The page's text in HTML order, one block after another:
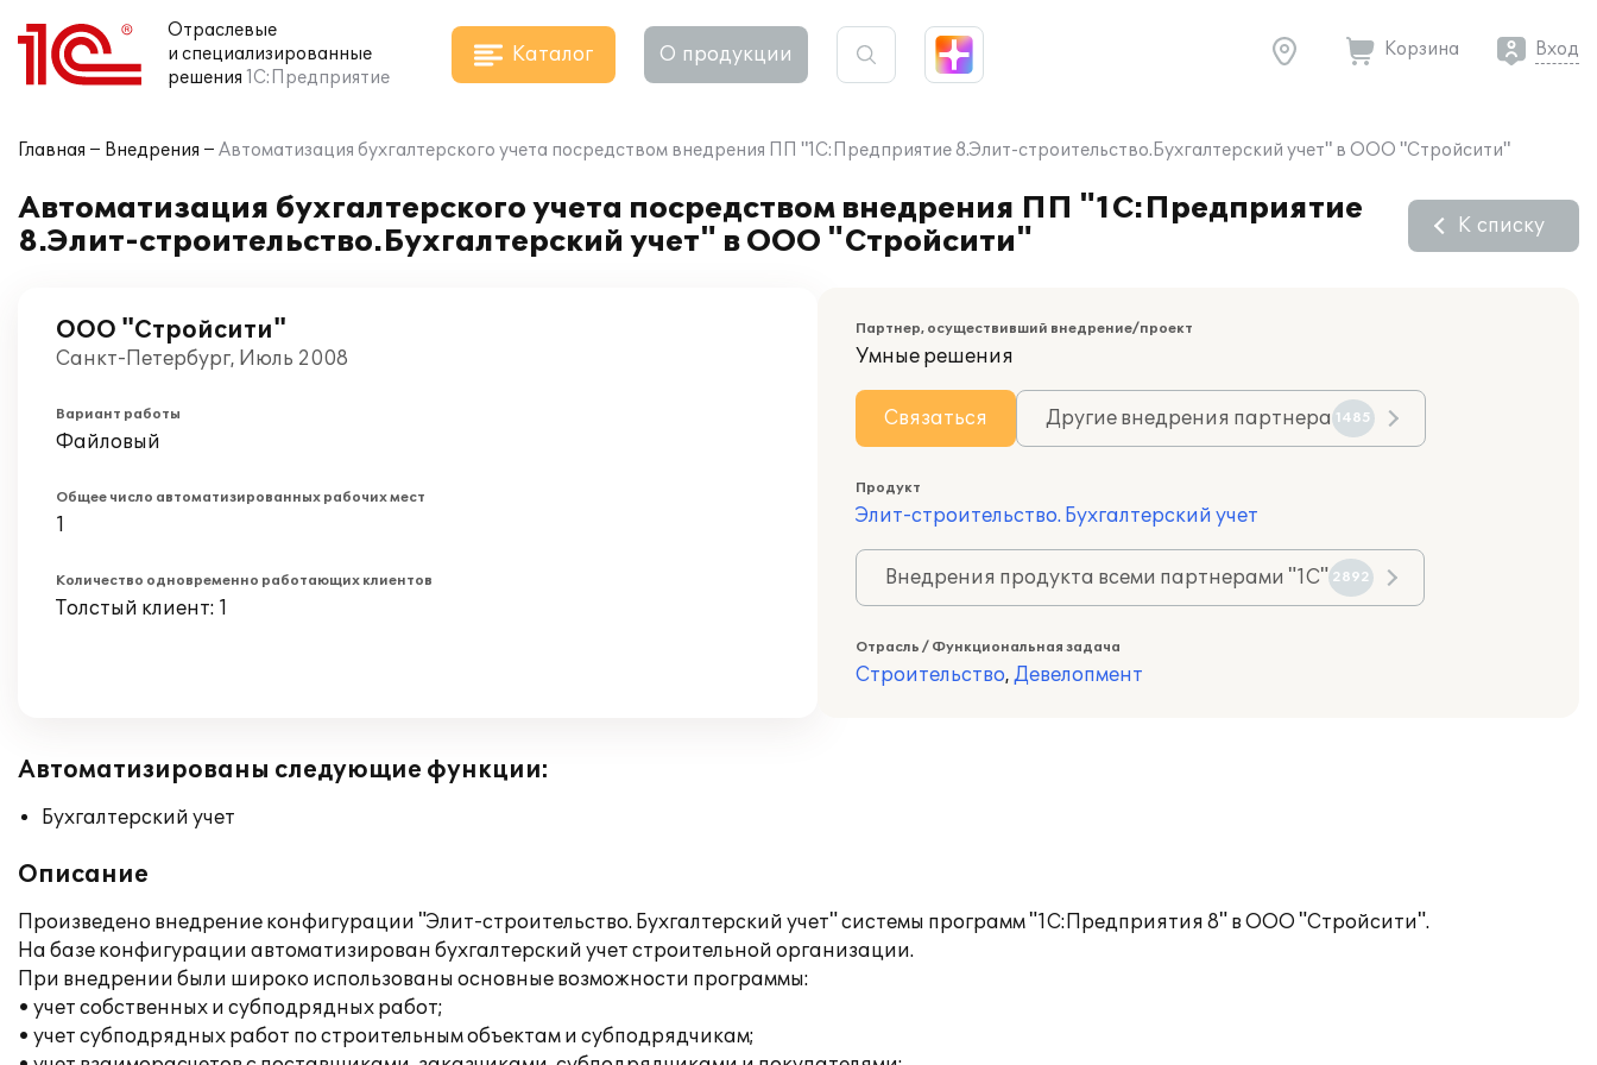
Отраслевые
и специализированные
решения 1С:Предприятие
Каталог О продукции Корзина Вход
Главная Внедрения Автоматизация бухгалтерского учета посредством внедрения ПП "1С:Предприятие 8.Элит-строительство.Бухгалтерский учет" в ООО "Стройсити"
Автоматизация бухгалтерского учета посредством внедрения ПП "1С:Предприятие
8.Элит-строительство.Бухгалтерский учет" в ООО "Стройсити"
К списку
ООО "Стройсити"
Санкт-Петербург, Июль 2008
Вариант работы
Файловый
Общее число автоматизированных рабочих мест
1
Количество одновременно работающих клиентов
Толстый клиент: 1
Партнер, осуществивший внедрение/проект
Умные решения
Связаться Другие внедрения партнера 1485
Продукт
Элит-строительство. Бухгалтерский учет
Внедрения продукта всеми партнерами "1С" 2892
Отрасль / Функциональная задача
Строительство, Девелопмент
Автоматизированы следующие функции:
Бухгалтерский учет
Описание
Произведено внедрение конфигурации "Элит-строительство. Бухгалтерский учет" системы программ "1С:Предприятия 8" в ООО "Стройсити".
На базе конфигурации автоматизирован бухгалтерский учет строительной организации.
При внедрении были широко использованы основные возможности программы:
• учет собственных и субподрядных работ;
• учет субподрядных работ по строительным объектам и субподрядчикам;